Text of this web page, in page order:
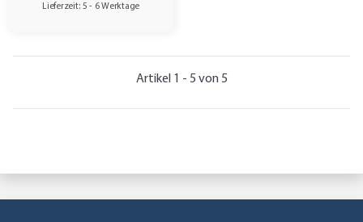
Lieferzeit: 5 - 6 Werktage
Artikel 1 - 5 von 5